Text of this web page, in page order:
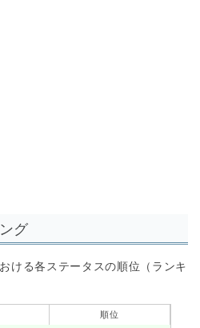
グ
ける各ステータスの順位（ランキ
順位